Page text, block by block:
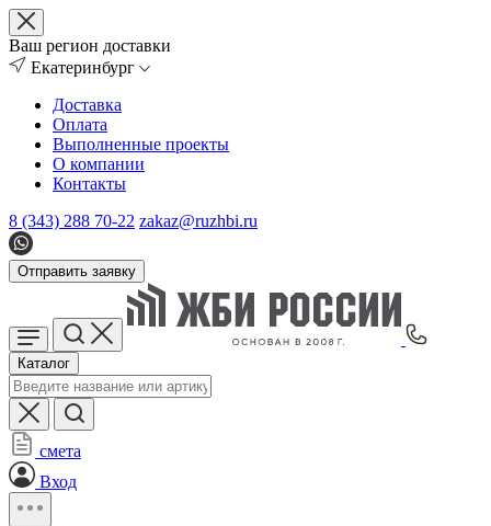
Ваш регион доставки
Екатеринбург
Доставка
Оплата
Выполненные проекты
О компании
Контакты
8 (343) 288 70-22 zakaz@ruzhbi.ru
Отправить заявку
Каталог
смета
Вход